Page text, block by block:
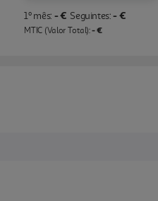
1º mês: - € Seguintes:- €
MTIC (Valor Total):- €